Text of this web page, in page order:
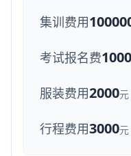
集训费用
考试报名费
服装费用2000元
行程费用3000元